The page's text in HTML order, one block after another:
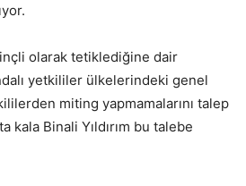
olarak tetiklediğine dair
yetkililer ülkelerindeki genel
miting yapmamalarını talep
kala Binali Yıldırım bu talebe